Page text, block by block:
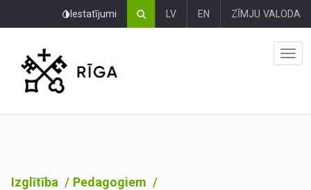
Iestatījumi LV EN ZĪMJU VALODA
Izglītība Pedagogiem